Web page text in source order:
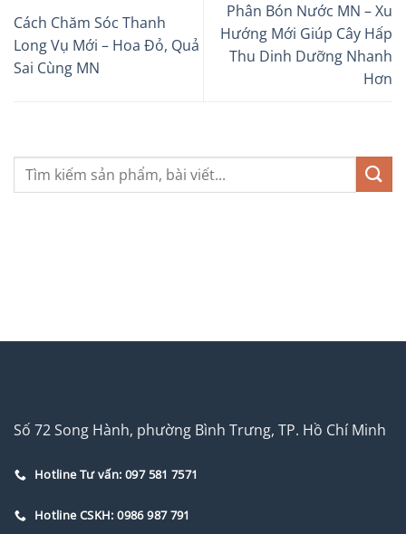
Cách Chăm Sóc Thanh
Long Vụ Mới – Hoa Đỏ, Quả
Sai Cùng MN
Phân Bón Nước MN – Xu
Hướng Mới Giúp Cây Hấp
Thu Dinh Dưỡng Nhanh
Hơn
Số 72 Song Hành, phường Bình Trưng, TP. Hồ Chí Minh
Hotline Tư vấn: 097 581 7571
Hotline CSKH: 0986 987 791